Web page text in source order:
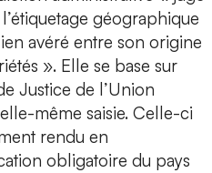
géographique
avéré entre son origine
». Elle se base sur
Justice de l’Union
même saisie. Celle-ci
rendu en
obligatoire du pays